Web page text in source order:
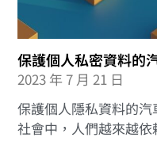
保護個人私密資料的
2023 年 7 月 21 日
保護個人隱私資料的
社會中，人們越來越依